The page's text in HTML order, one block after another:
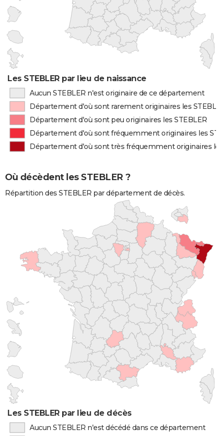
Les STEBLER par lieu de naissance
Aucun STEBLER n'est originaire de ce département
Département d'où sont rarement originaires les
Département d'où sont peu originaires les STEBLER
Département d'où sont fréquemment originaires les
Département d'où sont très fréquemment originaires
Où décèdent les STEBLER ?
Répartition des STEBLER par département de décès.
Les STEBLER par lieu de décès
Aucun STEBLER n'est décédé dans ce département